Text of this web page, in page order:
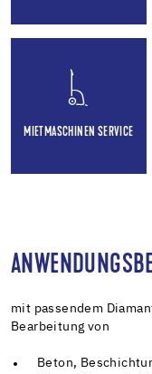
MIETMASCHINEN SERVICE
mit passendem
Bearbeitung von
Beton,